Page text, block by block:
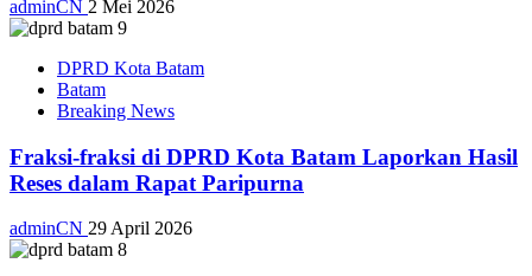
adminCN 2 Mei 2026
DPRD Kota Batam
Batam
Breaking News
Fraksi-fraksi di DPRD Kota Batam Laporkan Hasil
Reses dalam Rapat Paripurna
adminCN 29 April 2026